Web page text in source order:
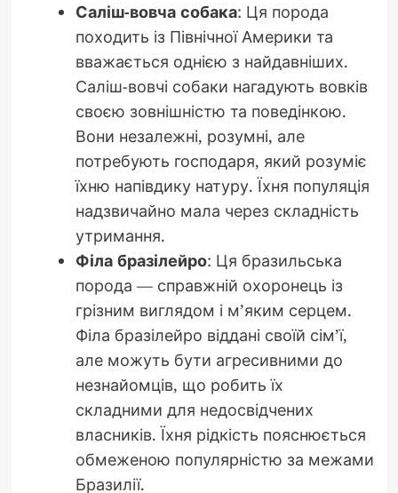
Саліш-вовча собака: Ця порода
походить із Північної Америки та
вважається однією з найдавніших.
Саліш-вовчі собаки нагадують вовків
своєю зовнішністю та поведінкою.
Вони незалежні, розумні, але
потребують господаря, який розуміє
їхню напівдику натуру. Їхня популяція
надзвичайно мала через складність
утримання.
Філа бразілейро: Ця бразильська
порода — справжній охоронець із
грізним виглядом і м’яким серцем.
Філа бразілейро віддані своїй сім’ї,
але можуть бути агресивними до
незнайомців, що робить їх
складними для недосвідчених
власників. Їхня рідкість пояснюється
обмеженою популярністю за межами
Бразилії.